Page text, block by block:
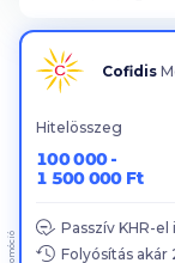
Cofidis
Hitelösszeg
100 000 -
1 500 000 Ft
Passzív KHR-
Folyósítás akár
Promóció